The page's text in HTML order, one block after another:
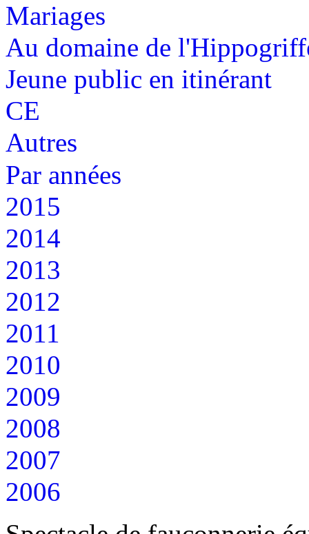
Mariages
Au domaine de
Jeune public en itinérant
CE
Autres
Par années
2015
2014
2013
2012
2011
2010
2009
2008
2007
2006